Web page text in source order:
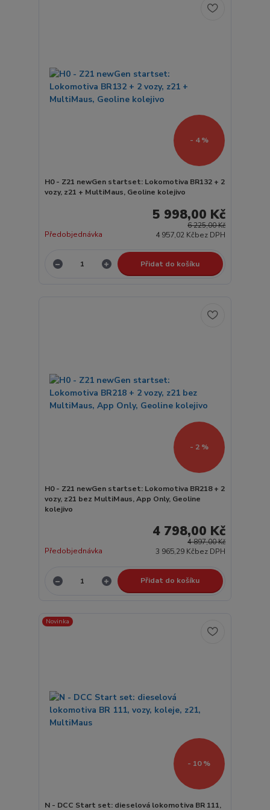
- 4 %
H0 - Z21 newGen startset: Lokomotiva BR132 + 2
vozy, z21 + MultiMaus, Geoline kolejivo
6 225,00 Kč
5 998,00 Kč
4 957,02 Kčbez DPH
Předobjednávka
Přidat do košíku
- 2 %
H0 - Z21 newGen startset: Lokomotiva BR218 + 2
vozy, z21 bez MultiMaus, App Only, Geoline
kolejivo
4 897,00 Kč
4 798,00 Kč
3 965,29 Kčbez DPH
Předobjednávka
Přidat do košíku
Novinka
- 10 %
N - DCC Start set: dieselová lokomotiva BR 111,